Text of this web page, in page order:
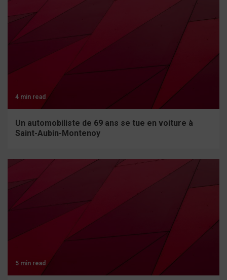
4 min read
Un automobiliste de 69 ans se tue en voiture à
Saint-Aubin-Montenoy
5 min read